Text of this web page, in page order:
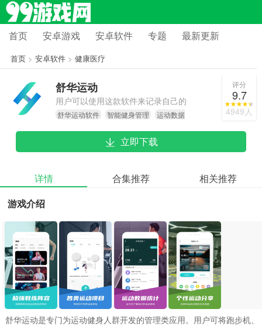
首页 安卓游戏 安卓软件 专题 最新更新
首页> 安卓软件> 健康医疗
舒华运动
用户可以使用这款软件来记录自己的
运动数据，方便且省心
舒华运动软件 智能健身管理
运动数据
评分
9.7
4949人
立即下载
详情 合集推荐
相关推荐
游戏介绍
舒华运动是专门为运动健身人群开发的管理类应用。用户可将跑步机、